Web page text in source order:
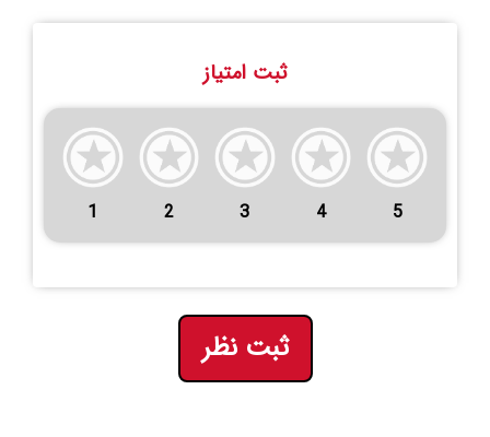
ثبت امتیاز
1 2 3 4 5
ثبت نظر